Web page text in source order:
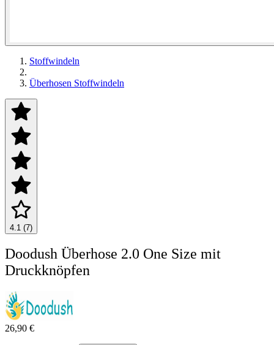
Stoffwindeln
Überhosen Stoffwindeln
4.1 (7)
Doodush Überhose 2.0 One Size mit
Druckknöpfen
26,90 €